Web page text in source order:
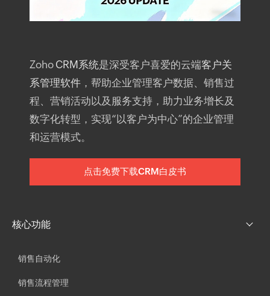
Zoho CRM系统是深受客户喜爱的云端客户关
系管理软件 ，帮助企业管理客户数据、销售过
程、营销活动以及服务支持，助力业务增长及
数字化转型，实现“以客户为中心”的企业管理
和运营模式。
点击免费下载CRM白皮书
核心功能
销售自动化
销售流程管理